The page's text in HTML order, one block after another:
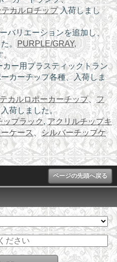
カルロチップ入荷しまし
バリエーションを追加し、
。
PURPLE/GRAY,
。
カー用プラスティックトラン
カーチップ各種、入荷しま
カルロポーカーチップ、フ
荷しました。
ップラック,アクリルチップキ
ケース、シルバーチップケ
ページの先頭へ戻る